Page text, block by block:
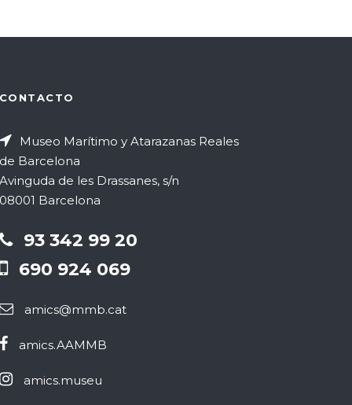
CONTACTO
Museo Marítimo y Atarazanas Reales
de Barcelona
Avinguda de les Drassanes, s/n
08001 Barcelona
93 342 99 20
690 924 069
amics@mmb.cat
amics.AAMMB
amics.museu